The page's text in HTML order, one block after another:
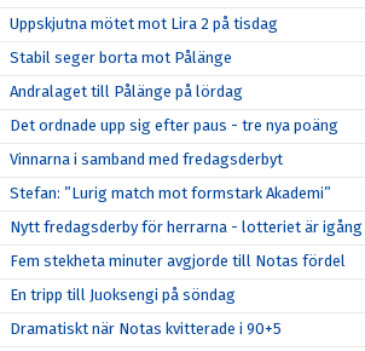
Uppskjutna mötet mot Lira 2 på tisdag
Stabil seger borta mot Pålänge
Andralaget till Pålänge på lördag
Det ordnade upp sig efter paus - tre nya poäng
Vinnarna i samband med fredagsderbyt
Stefan: ”Lurig match mot formstark Akademi”
Nytt fredagsderby för herrarna - lotteriet är igång
Fem stekheta minuter avgjorde till Notas fördel
En tripp till Juoksengi på söndag
Dramatiskt när Notas kvitterade i 90+5